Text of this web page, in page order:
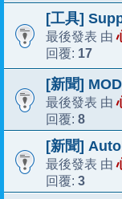
[工具]
最後發表 由
回覆: 17
[新聞]
最後發表 由
回覆: 8
[新聞]
最後發表 由
回覆: 3